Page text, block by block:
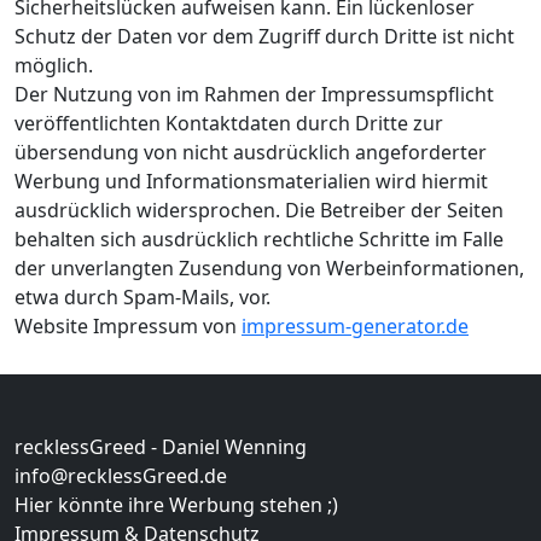
Sicherheitslücken aufweisen kann. Ein lückenloser
Schutz der Daten vor dem Zugriff durch Dritte ist nicht
möglich.
Der Nutzung von im Rahmen der Impressumspflicht
veröffentlichten Kontaktdaten durch Dritte zur
übersendung von nicht ausdrücklich angeforderter
Werbung und Informationsmaterialien wird hiermit
ausdrücklich widersprochen. Die Betreiber der Seiten
behalten sich ausdrücklich rechtliche Schritte im Falle
der unverlangten Zusendung von Werbeinformationen,
etwa durch Spam-Mails, vor.
Website Impressum von impressum-generator.de
recklessGreed - Daniel Wenning
info@recklessGreed.de
Hier könnte ihre Werbung stehen ;)
Impressum & Datenschutz